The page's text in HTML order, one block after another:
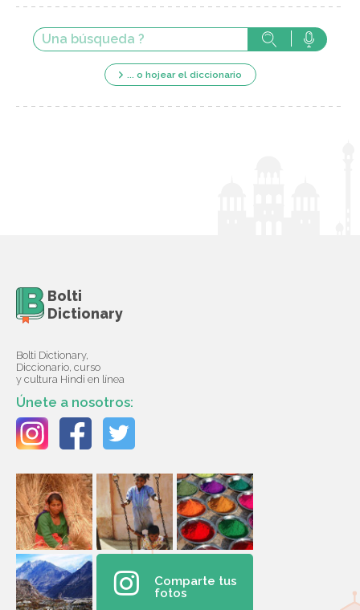
... o hojear el diccionario
Bolti
Dictionary
Bolti Dictionary,
Diccionario, curso
y cultura Hindi en línea
Únete a nosotros:
Comparte tus
fotos